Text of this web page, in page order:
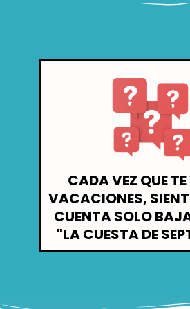
CADA VEZ QUE
VACACIONES,
CUENTA SOLO
"LA CUESTA DE